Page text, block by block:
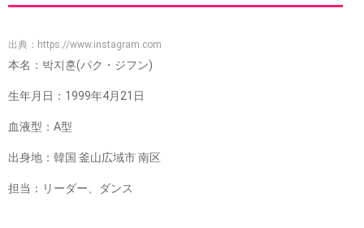
出典： https://www.instagram.com
本名：박지훈(パク・ジフン)
生年月日：1999年4月21日
血液型：A型
出身地：韓国 釜山広域市 南区
担当：リーダー、ダンス